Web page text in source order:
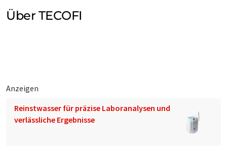
Über TECOFI
Anzeigen
Reinstwasser für präzise Laboranalysen und
verlässliche Ergebnisse